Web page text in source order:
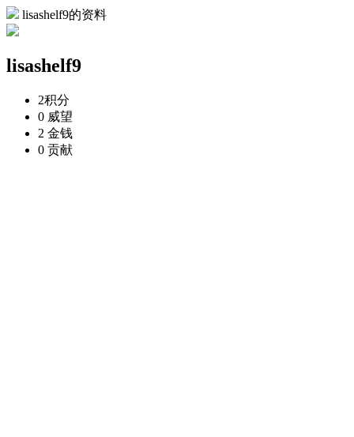
lisashelf9的资料
lisashelf9
2积分
0 威望
2 金钱
0 贡献